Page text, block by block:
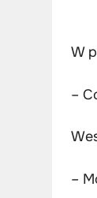
W
–
–